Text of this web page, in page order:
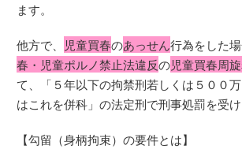
ます。
他方で、 児童買春のあっせん行為をした場
春・児童ポルノ禁止法違反の児童買春周
て、「５年以下の拘禁刑若しくは５００
はこれを併科」の法定刑で刑事処罰を受け
【勾留（身柄拘束）の要件とは】